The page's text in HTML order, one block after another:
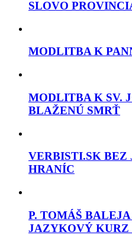
SLOVO
MODLITBA K
MODLITBA K SV.
BLAŽENÚ SMRŤ
VERBISTI.SK
HRANÍC
P. TOMÁŠ
JAZYKOVÝ